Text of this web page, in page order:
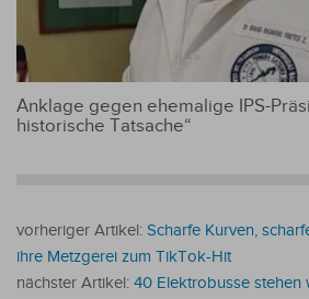
Anklage gegen ehemalige IPS-
historische Tatsache“
vorheriger Artikel: Scharfe Kurven,
ihre Metzgerei zum TikTok-Hit
nächster Artikel: 40 Elektrobusse stehen